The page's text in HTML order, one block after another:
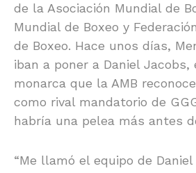
de la Asociación Mundial de
Mundial de Boxeo y
de Boxeo. Hace unos días,
iban a poner a Daniel Jacobs,
monarca que la AMB
como rival mandatorio de
habría una pelea más antes
“Me llamó el equipo de